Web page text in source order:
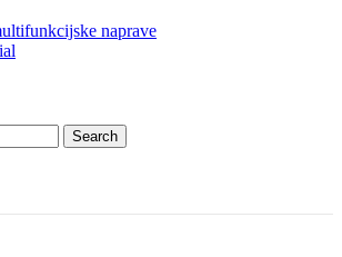
naprave
Search